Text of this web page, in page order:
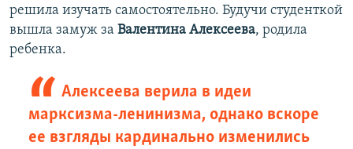
решила изучать самостоятельно. Будучи студенткой
вышла замуж за Валентина Алексеева, родила
ребенка.
Алексеева верила в идеи
марксизма-ленинизма, однако вскоре
ее взгляды кардинально изменились